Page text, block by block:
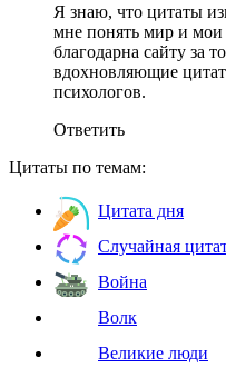
Я знаю, что цитаты
мне понять мир и мои
благодарна сайту за
вдохновляющие
психологов.
Ответить
Цитаты по темам:
Цитата дня
Случайная
Война
Волк
Великие люди